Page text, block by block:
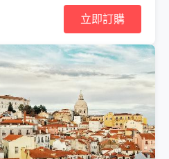
立即訂購